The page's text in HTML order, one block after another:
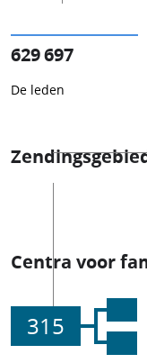
629 697
De leden
Centra voor
315